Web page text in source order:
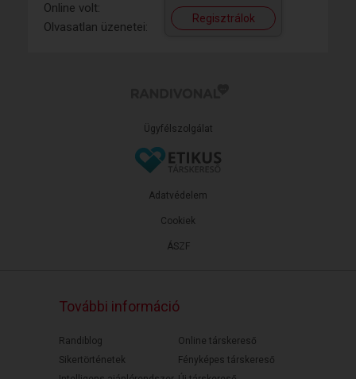
Online volt:
Olvasatlan üzenetei:
Regisztrálok
Ügyfélszolgálat
ÁSZF
Adatvédelem
Cookiek
További információ
Randiblog
Sikertörténetek
Online társkereső
Fényképes társkereső